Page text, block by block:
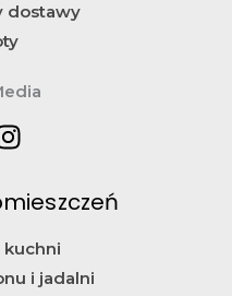
dostawy
kuchni
i jadalni